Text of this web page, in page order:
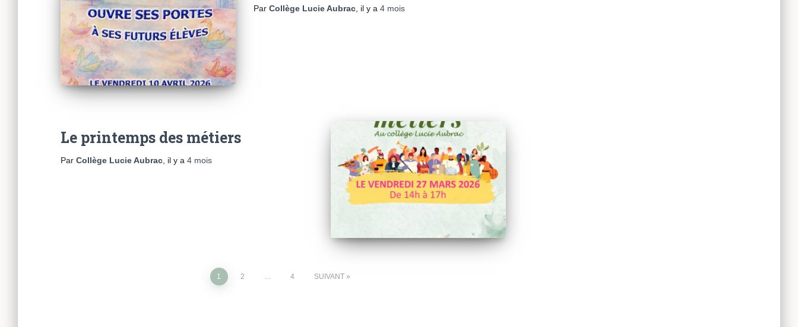
Par Collège Lucie Aubrac , il y a 4 mois
Le printemps des métiers
Par Collège Lucie Aubrac, il y a 4 mois
1 2 … 4 SUIVANT